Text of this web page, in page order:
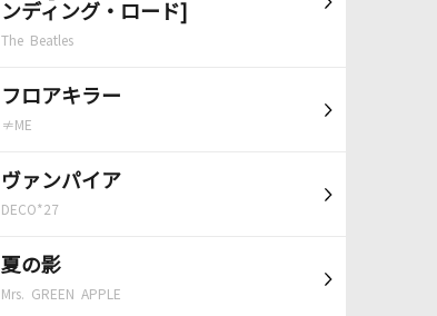
ンディング・ロード]
The Beatles
フロアキラー
≠ME
ヴァンパイア
DECO*27
夏の影
Mrs. GREEN APPLE